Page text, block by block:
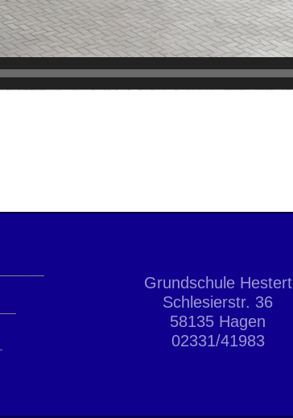
Grundschule Hestert
Schlesierstr. 36
58135 Hagen
02331/41983